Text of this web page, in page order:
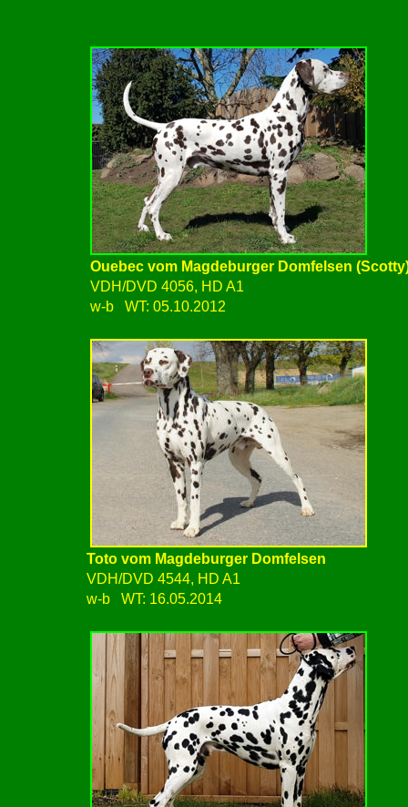
Ouebec vom Magdeburger Domfelsen
VDH/DVD 4056, HD A1
w-b WT: 05.10.2012
Toto vom Magdeburger Domfelsen
VDH/DVD 4544, HD A1
w-b WT: 16.05.2014